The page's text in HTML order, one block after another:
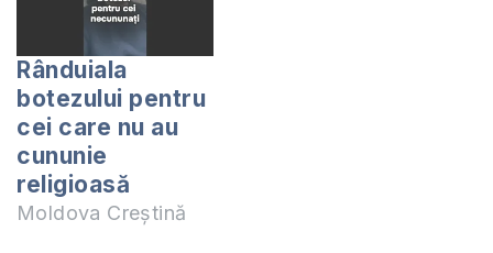
Rânduiala
botezului pentru
cei care nu au
cununie
religioasă
Moldova Creștină